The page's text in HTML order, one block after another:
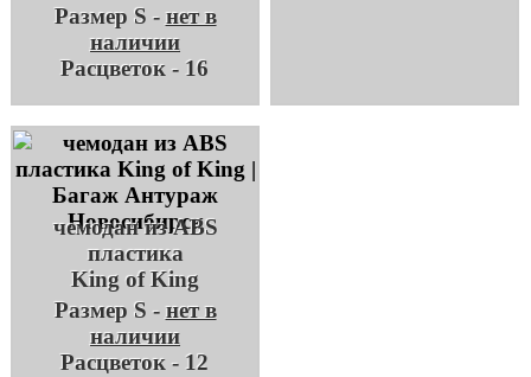
Размер S - нет в
наличии
Расцветок - 16
чемодан из ABS
пластика
King of King
Размер S - нет в
наличии
Расцветок - 12